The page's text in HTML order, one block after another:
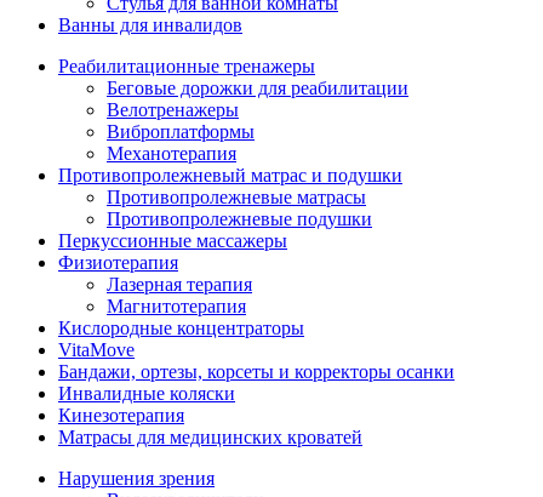
Ванны для инвалидов
Реабилитационные тренажеры
Беговые дорожки для реабилитации
Велотренажеры
Виброплатформы
Механотерапия
Противопролежневый матрас и подушки
Противопролежневые матрасы
Противопролежневые подушки
Перкуссионные массажеры
Физиотерапия
Лазерная терапия
Магнитотерапия
Кислородные концентраторы
VitaMove
Бандажи, ортезы, корсеты и корректоры осанки
Инвалидные коляски
Кинезотерапия
Матрасы для медицинских кроватей
Нарушения зрения